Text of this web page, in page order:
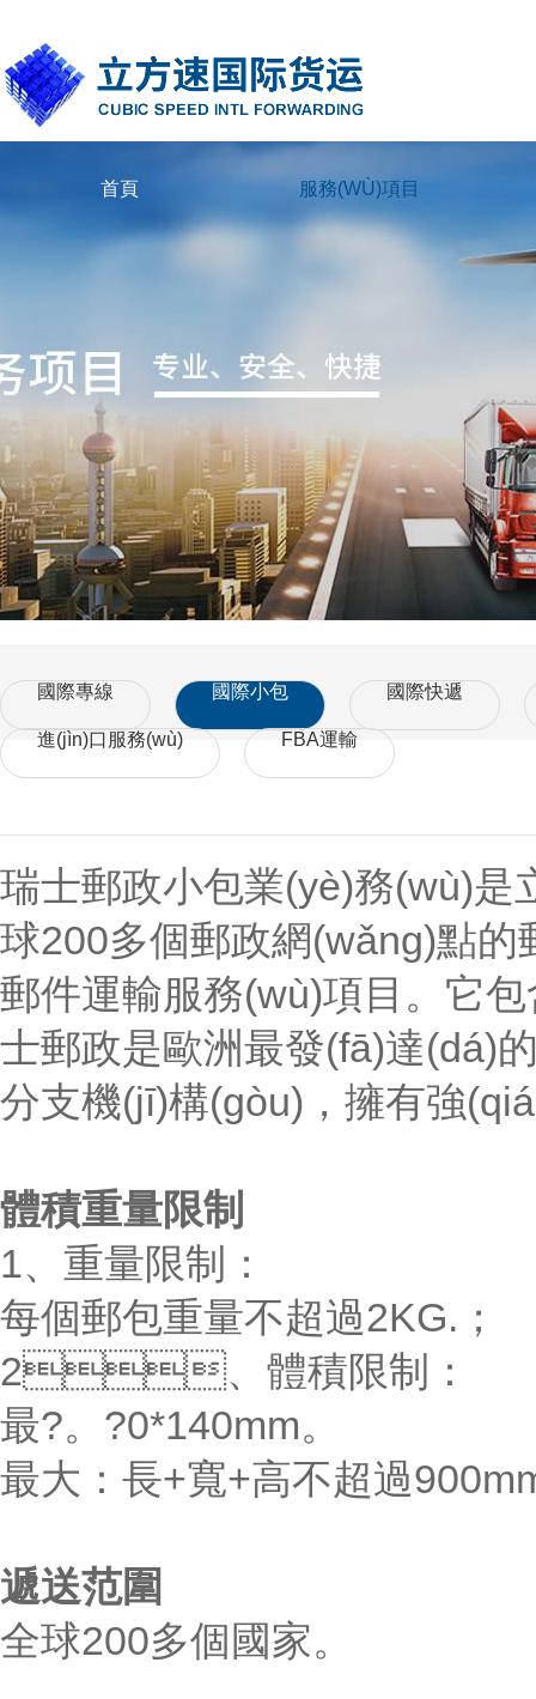
首頁 服務(WÙ)項目
國際專線 國際小包 國際快遞
進(jìn)口服務(wù) FBA運輸
瑞士郵政小包業(yè)務(wù)是
球200多個郵政網(wǎng)點
郵件運輸服務(wù)項目。它包
士郵政是歐洲最發(fā)達(dá)
分支機(jī)構(gòu)，擁有強
體積重量限制
1、重量限制：
每個郵包重量不超過2KG.；
2、體積限制：
最?。?0*140mm。
最大：長+寬+高不超過
遞送范圍
全球200多個國家。